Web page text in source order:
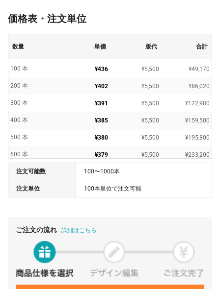
価格表・注文単位
数量 単価 版代 合計
100 本 ¥436 ¥5,500 ¥49,170
200 本 ¥402 ¥5,500 ¥86,020
300 本 ¥391 ¥5,500 ¥122,980
400 本 ¥385 ¥5,500 ¥159,500
500 本 ¥380 ¥5,500 ¥195,800
600 本 ¥379 ¥5,500 ¥233,200
700 本 ¥379
800 本 ¥378 ¥5,500
¥573,100
¥378 ¥762,300
2500 本 ¥378 ¥951,500
注文可能数 100〜1000本
注文単位 100本単位で注文可能
ご注文の流れ 詳細はこちら